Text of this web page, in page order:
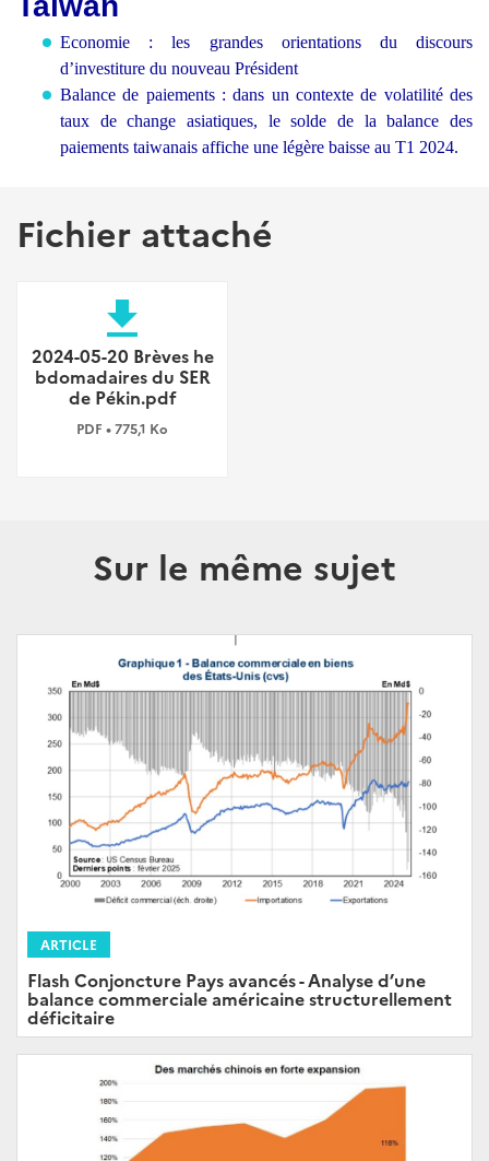
Economie : les grandes orientations du discours
d’investiture du nouveau Président
Balance de paiements : dans un contexte de volatilité des
taux de change asiatiques, le solde de la balance des
paiements taiwanais affiche une légère baisse au T1 2024.
Fichier attaché
file_download
2024-05-20 Brèves he
bdomadaires du SER
de Pékin.pdf
PDF • 775,1 Ko
Sur le même sujet
ARTICLE
Flash Conjoncture Pays avancés - Analyse d’une
balance commerciale américaine structurellement
déficitaire